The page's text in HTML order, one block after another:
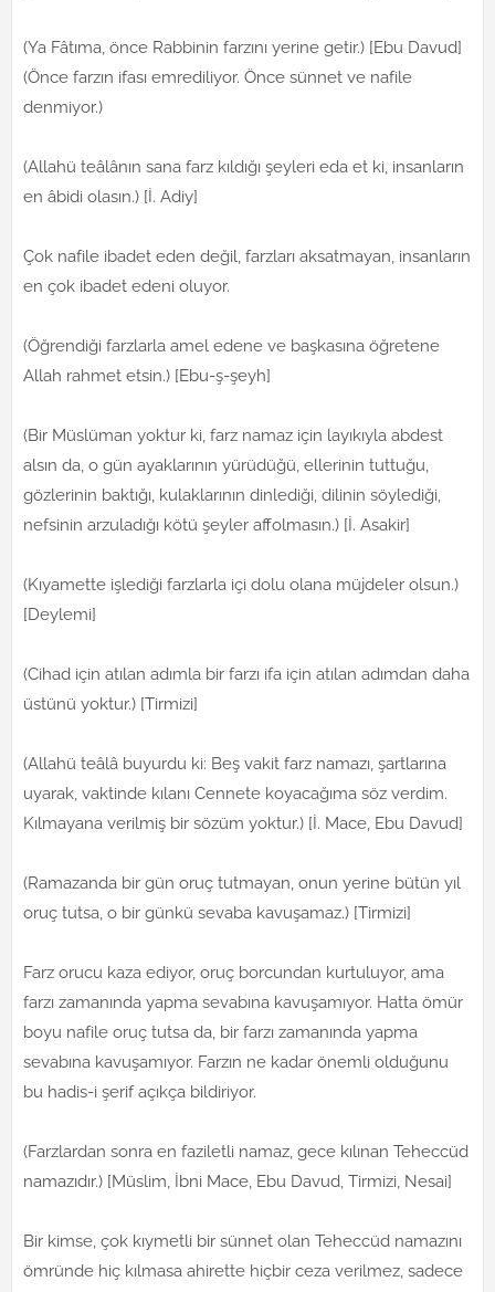
(Ya Fâtıma, önce Rabbinin farzını yerine getir.) [Ebu Davud]
(Önce farzın ifası emrediliyor. Önce sünnet ve nafile
denmiyor.)
(Allahü teâlânın sana farz kıldığı şeyleri eda et ki, insanların
en âbidi olasın.) [İ. Adiy]
Çok nafile ibadet eden değil, farzları aksatmayan, insanların
en çok ibadet edeni oluyor.
(Öğrendiği farzlarla amel edene ve başkasına öğretene
Allah rahmet etsin.) [Ebu-ş-şeyh]
(Bir Müslüman yoktur ki, farz namaz için layıkıyla abdest
alsın da, o gün ayaklarının yürüdüğü, ellerinin tuttuğu,
gözlerinin baktığı, kulaklarının dinlediği, dilinin söylediği,
nefsinin arzuladığı kötü şeyler affolmasın.) [İ. Asakir]
(Kıyamette işlediği farzlarla içi dolu olana müjdeler olsun.)
[Deylemi]
(Cihad için atılan adımla bir farzı ifa için atılan adımdan daha
üstünü yoktur.) [Tirmizi]
(Allahü teâlâ buyurdu ki: Beş vakit farz namazı, şartlarına
uyarak, vaktinde kılanı Cennete koyacağıma söz verdim.
Kılmayana verilmiş bir sözüm yoktur.) [İ. Mace, Ebu Davud]
(Ramazanda bir gün oruç tutmayan, onun yerine bütün yıl
oruç tutsa, o bir günkü sevaba kavuşamaz.) [Tirmizi]
Farz orucu kaza ediyor, oruç borcundan kurtuluyor, ama
farzı zamanında yapma sevabına kavuşamıyor. Hatta ömür
boyu nafile oruç tutsa da, bir farzı zamanında yapma
sevabına kavuşamıyor. Farzın ne kadar önemli olduğunu
bu hadis-i şerif açıkça bildiriyor.
(Farzlardan sonra en faziletli namaz, gece kılınan Teheccüd
namazıdır.) [Müslim, İbni Mace, Ebu Davud, Tirmizi, Nesai]
Bir kimse, çok kıymetli bir sünnet olan Teheccüd namazını
ömründe hiç kılmasa ahirette hiçbir ceza verilmez, sadece